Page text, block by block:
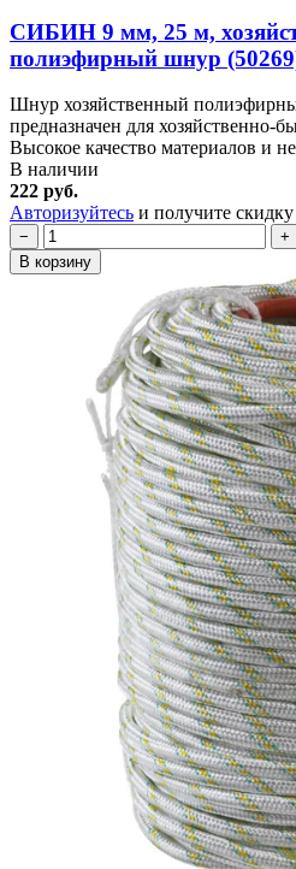
СИБИН 9 мм, 25 м,
полиэфирный шнур
Шнур хозяйственный
предназначен для хозяйственно-
Высокое качество материалов и
В наличии
222 руб.
Авторизуйтесь и получите
−
+
В корзину